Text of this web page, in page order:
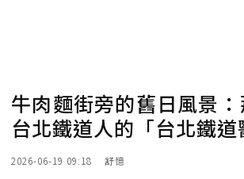
牛肉麵街旁的舊日風景
台北鐵道人的「台北鐵道
2026-06-19 09:18 舒憶